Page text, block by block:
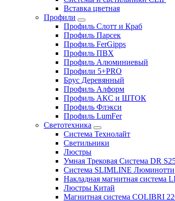
Вставка цветная
Профили
Профиль Слотт и Краб
Профиль Парсек
Профиль FerGipps
Профиль ПВХ
Профиль Алюминиевый
Профили 5+PRO
Брус Деревянный
Профиль Алформ
Профиль АКС и ШТОК
Профиль Флэкси
Профиль LumFer
Светотехника
Система Технолайт
Светильники
Люстры
Умная Трековая Система DR
Система SLIMLINE Люминотти
Накладная магнитная система
Люстры Китай
Магнитная система COLIBRI